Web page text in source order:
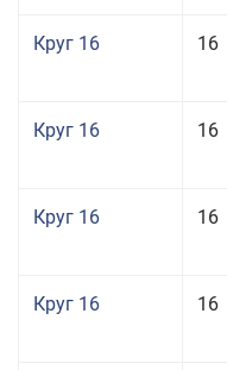
Круг 16 16
Круг 16 16
Круг 16 16
Круг 16 16